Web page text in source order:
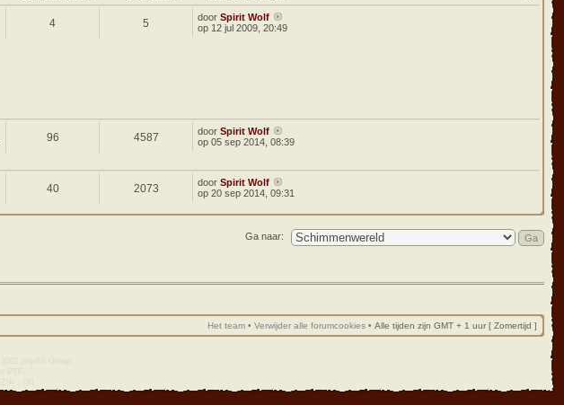
4 5 doorSpirit Wolf
op 12 jul 2009, 20:49
96 4587 doorSpirit Wolf
op 05 sep 2014, 08:39
40 2073 doorSpirit Wolf
op 20 sep 2014, 09:31
Ga naar:
Het team • Verwijder alle forumcookies • Alle tijden zijn GMT + 1 uur [ Zomertijd ]